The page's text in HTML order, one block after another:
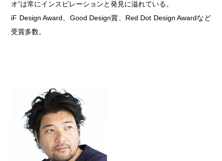
オ”は常にインスピレーションと発見に溢れている。
iF Design Award、Good Design賞、Red Dot Design Awardなど
受賞多数。